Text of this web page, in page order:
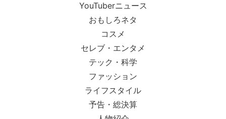
YouTuberニュース
おもしろネタ
コスメ
セレブ・エンタメ
テック・科学
ファッション
ライフスタイル
予告・総決算